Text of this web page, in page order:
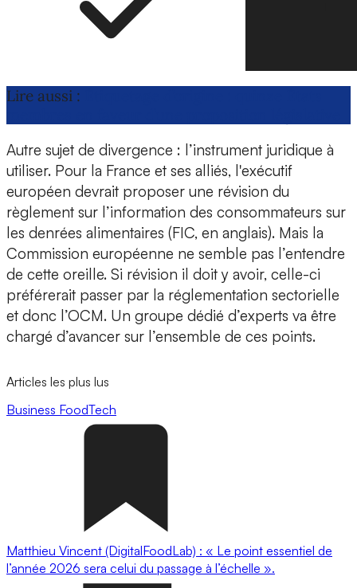
Lire aussi :
Autre sujet de divergence : l’instrument juridique à
utiliser. Pour la France et ses alliés, l'exécutif
européen devrait proposer une révision du
règlement sur l’information des consommateurs sur
les denrées alimentaires (FIC, en anglais). Mais la
Commission européenne ne semble pas l’entendre
de cette oreille. Si révision il doit y avoir, celle-ci
préférerait passer par la réglementation sectorielle
et donc l’OCM. Un groupe dédié d’experts va être
chargé d’avancer sur l’ensemble de ces points.
Articles les plus lus
Business FoodTech
Matthieu Vincent (DigitalFoodLab) : « Le point essentiel de
l’année 2026 sera celui du passage à l’échelle ».